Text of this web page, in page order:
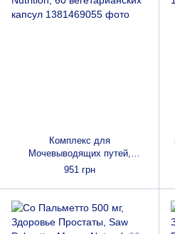
Комплекс для
Мочевыводящих путей,
Targeted Choice, Urinary Tract
Support, Bluebonnet Nutrition,
60 вегетарианских капсул
951 грн